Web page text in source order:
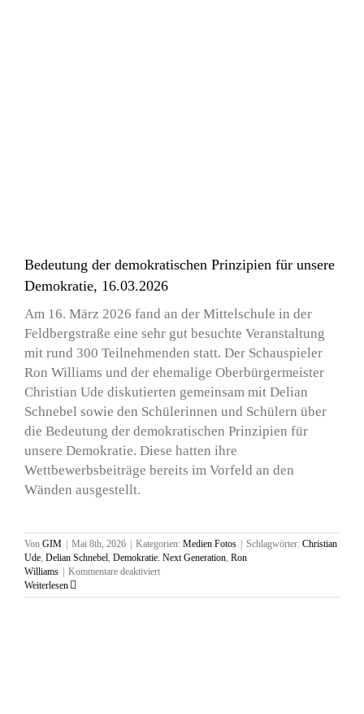
Bedeutung der demokratischen Prinzipien für unsere
Demokratie, 16.03.2026
Am 16. März 2026 fand an der Mittelschule in der
Feldbergstraße eine sehr gut besuchte Veranstaltung
mit rund 300 Teilnehmenden statt. Der Schauspieler
Ron Williams und der ehemalige Oberbürgermeister
Christian Ude diskutierten gemeinsam mit Delian
Schnebel sowie den Schülerinnen und Schülern über
die Bedeutung der demokratischen Prinzipien für
unsere Demokratie. Diese hatten ihre
Wettbewerbsbeiträge bereits im Vorfeld an den
Wänden ausgestellt.
Von GIM | Mai 8th, 2026 | Kategorien: Medien Fotos | Schlagwörter: Christian
Ude, Delian Schnebel, Demokratie. Next Generation, Ron
Williams | Kommentare deaktiviertfür
der
Weiterlesen